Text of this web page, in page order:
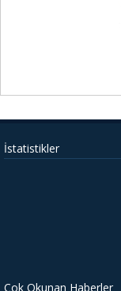
İstatistikler
Çok Okunan Haberler